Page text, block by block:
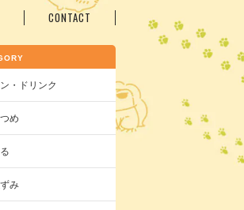
CONTACT
・ドリンク
め
み